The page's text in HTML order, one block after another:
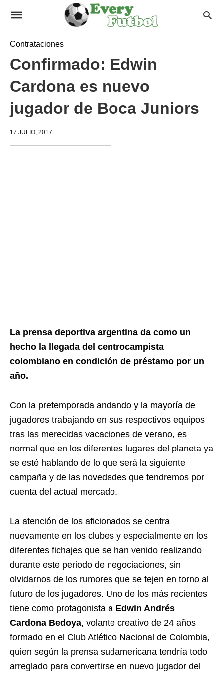
Contrataciones
Confirmado: Edwin
Cardona es nuevo
jugador de Boca Juniors
17 JULIO, 2017
La prensa deportiva argentina da como un
hecho la llegada del centrocampista
colombiano en condición de préstamo por un
año.
Con la pretemporada andando y la mayoría de
jugadores trabajando en sus respectivos equipos
tras las merecidas vacaciones de verano, es
normal que en los diferentes lugares del planeta ya
se esté hablando de lo que será la siguiente
campaña y de las novedades que tendremos por
cuenta del actual mercado.
La atención de los aficionados se centra
nuevamente en los clubes y especialmente en los
diferentes fichajes que se han venido realizando
durante este periodo de negociaciones, sin
olvidarnos de los rumores que se tejen en torno al
futuro de los jugadores. Uno de los más recientes
tiene como protagonista a Edwin Andrés
Cardona Bedoya, volante creativo de 24 años
formado en el Club Atlético Nacional de Colombia,
quien según la prensa sudamericana tendría todo
arreglado para convertirse en nuevo jugador del